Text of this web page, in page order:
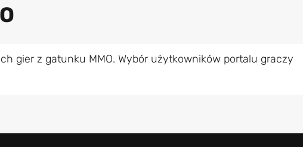
gier z gatunku MMO. Wybór użytkowników portalu graczy